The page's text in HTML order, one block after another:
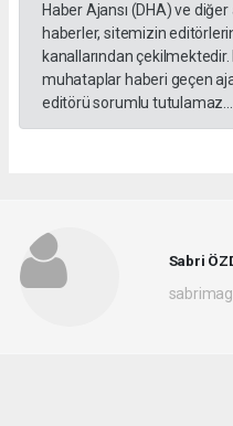
Haber Ajansı (DHA) ve
haberler, sitemizin
kanallarından
muhataplar haberi geçen
editörü sorumlu tutulamaz...
Sabri